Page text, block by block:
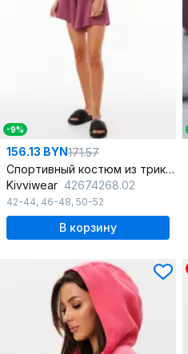
-9%
156.13 BYN171.57
Спортивный костюм из трикотажа с шортами и джемпером
Kivviwear 42674268.02
42-44, 46-48, 50-52
В корзину